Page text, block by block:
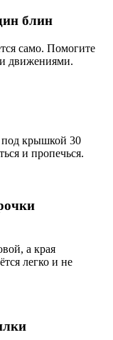
блин
само. Помогите
движениями.
крышкой 30
и пропечься.
а края
легко и не